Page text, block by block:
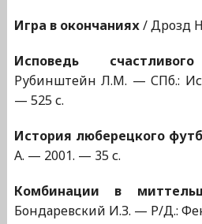
Игра в окончаниях/ Дрозд
Исповедь
Рубинштейн Л.М. — СПб.:
— 525 с.
История люберецкого
А. — 2001. — 35 с.
Комбинации в
Бондаревский И.З. — Р/Д.: